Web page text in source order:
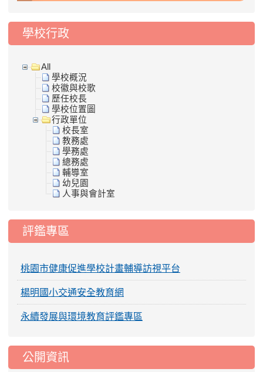
學校行政
All
學校概況
校徽與校歌
歷任校長
學校位置圖
行政單位
校長室
教務處
學務處
總務處
輔導室
幼兒園
人事與會計室
評鑑專區
桃園市健康促進學校計畫輔導訪視平台
楊明國小交通安全教育網
永續發展與環境教育評鑑專區
公開資訊